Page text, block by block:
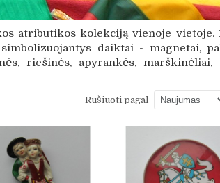
atributikos kolekciją vienoje vietoje.
daiktai - magnetai,
riešinės, apyrankės, marškinėliai,
Rūšiuoti pagal